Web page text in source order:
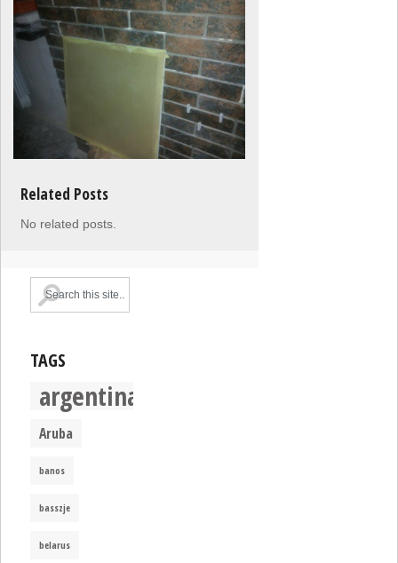
Related Posts
No related posts.
TAGS
argentina
Aruba
banos
basszje
belarus